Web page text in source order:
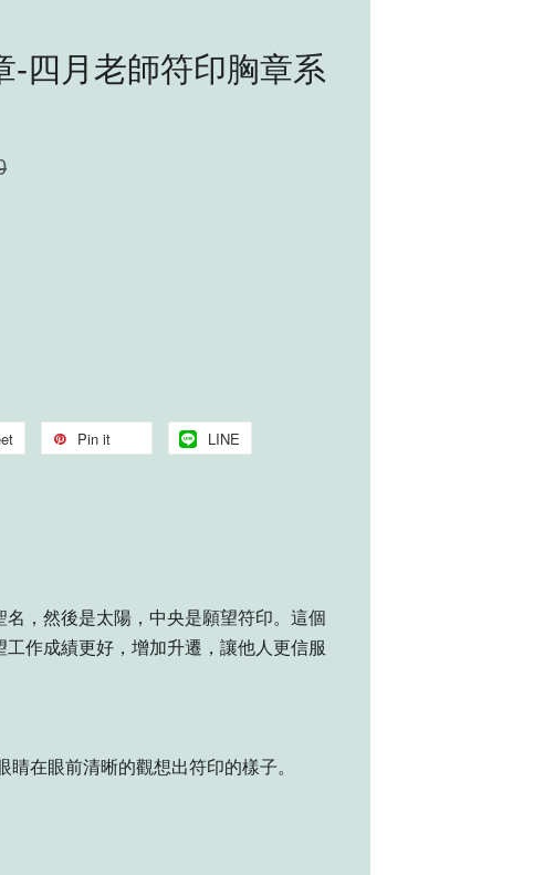
-四月老師符印胸章系
Pin it LINE
，然後是太陽，中央是願望符印。這個
作成績更好，增加升遷，讓他人更信服
在眼前清晰的觀想出符印的樣子。